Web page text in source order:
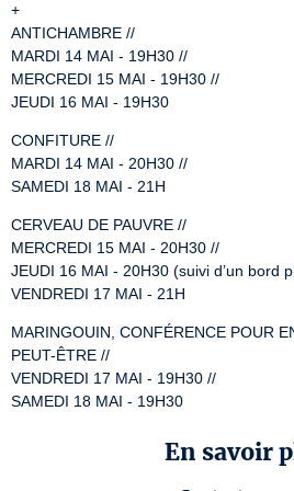
+
ANTICHAMBRE //
MARDI 14 MAI - 19H30 //
MERCREDI 15 MAI - 19H30 //
JEUDI 16 MAI - 19H30
CONFITURE //
MARDI 14 MAI - 20H30 //
SAMEDI 18 MAI - 21H
CERVEAU DE PAUVRE //
MERCREDI 15 MAI - 20H30 //
JEUDI 16 MAI - 20H30 (suivi d’un bord
VENDREDI 17 MAI - 21H
MARINGOUIN, CONFÉRENCE POUR
PEUT-ÊTRE //
VENDREDI 17 MAI - 19H30 //
SAMEDI 18 MAI - 19H30
En savoir